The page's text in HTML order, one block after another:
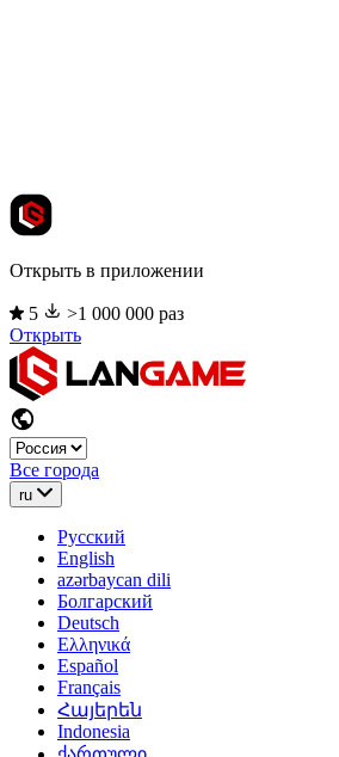
Открыть в приложении
5
>1 000 000 раз
Открыть
Все города
ru
Русский
English
azərbaycan dili
Болгарский
Deutsch
Ελληνικά
Español
Français
Հայերեն
Indonesia